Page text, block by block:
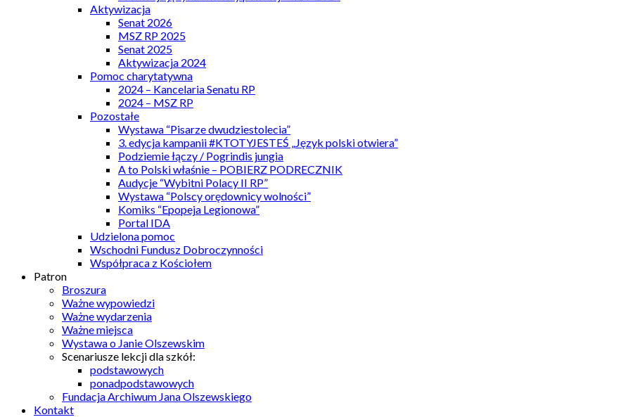
Aktywizacja
Senat 2026
MSZ RP 2025
Senat 2025
Aktywizacja 2024
Pomoc charytatywna
2024 – Kancelaria Senatu RP
2024 – MSZ RP
Pozostałe
Wystawa “Pisarze dwudziestolecia”
3. edycja kampanii #KTOTYJESTEŚ „Język polski otwiera”
Podziemie łączy / Pogrindis jungia
A to Polski właśnie – POBIERZ PODRECZNIK
Audycje “Wybitni Polacy II RP”
Wystawa “Polscy orędownicy wolności”
Komiks “Epopeja Legionowa”
Portal IDA
Udzielona pomoc
Wschodni Fundusz Dobroczynności
Współpraca z Kościołem
Patron
Broszura
Ważne wypowiedzi
Ważne wydarzenia
Ważne miejsca
Wystawa o Janie Olszewskim
Scenariusze lekcji dla szkół:
podstawowych
ponadpodstawowych
Fundacja Archiwum Jana Olszewskiego
Kontakt